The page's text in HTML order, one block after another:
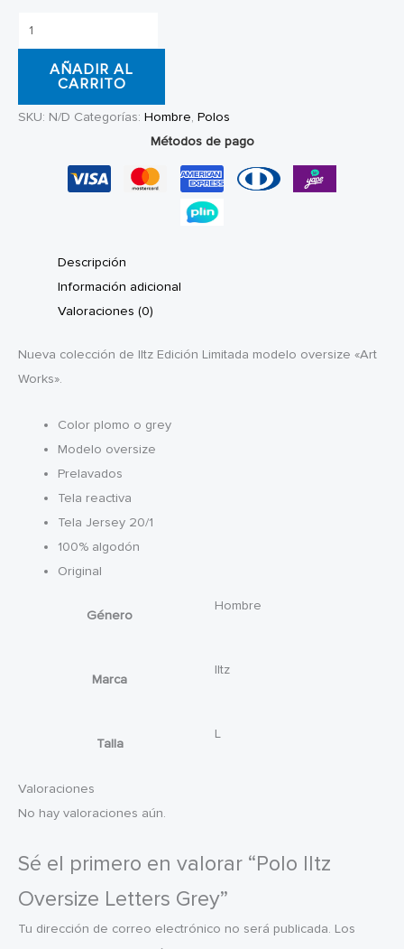
Polo
Iltz
Oversize
Grey
AÑADIR AL
CARRITO
SKU: N/D Categorías: Hombre, Polos
Métodos de pago
Descripción
Información adicional
Valoraciones (0)
Nueva colección de Iltz Edición Limitada modelo oversize «Art
Works».
Color plomo o grey
Modelo oversize
Prelavados
Tela reactiva
Tela Jersey 20/1
100% algodón
Original
Género
Hombre
Marca
Iltz
Talla
L
Valoraciones
No hay valoraciones aún.
Sé el primero en valorar “Polo Iltz
Oversize Letters Grey”
Tu dirección de correo electrónico no será publicada. Los